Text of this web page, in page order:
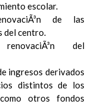
escolar.
de las
del centro.
del
ingresos derivados
distintos de los
otros fondos